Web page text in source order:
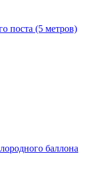
поста (5 метров)
баллона